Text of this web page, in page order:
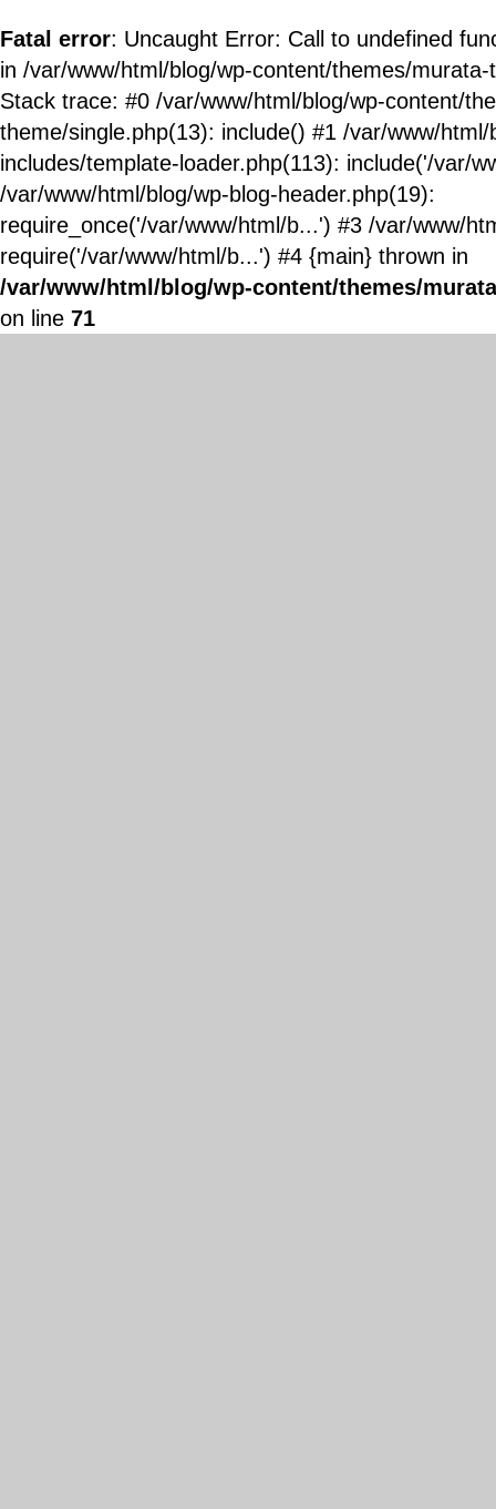
Fatal error: Uncaught Error: Call to undefined
in /var/www/html/blog/wp-content/themes/
Stack trace: #0 /var/www/html/blog/wp-content/
theme/single.php(13): include() #1 /var/www/html/
includes/template-loader.php(113): include('/var/
/var/www/html/blog/wp-blog-header.php(19):
require_once('/var/www/html/b...') #3 /var/www/
require('/var/www/html/b...') #4 {main} thrown in
/var/www/html/blog/wp-content/themes/
on line 71